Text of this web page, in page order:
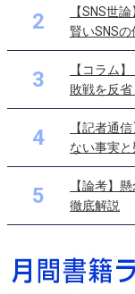
2
【SNS世
賢いSNS
3
【コラム
敗戦を反省
4
【記者通
ない事実と
5
【論考】
徹底解説